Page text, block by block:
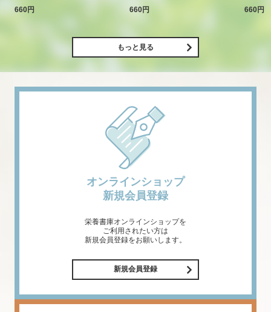
660円
660円
660円
もっと見る
オンラインショップ
新規会員登録
栄養書庫オンラインショップを
ご利用されたい方は
新規会員登録をお願いします。
新規会員登録